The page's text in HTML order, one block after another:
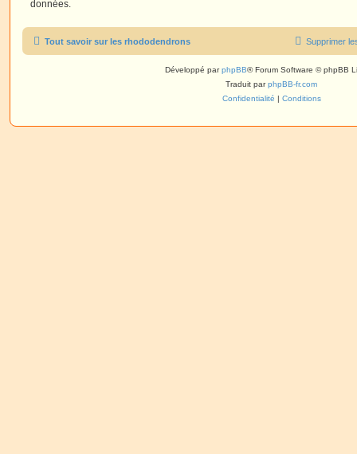
données.
Tout savoir sur les rhododendrons Supprimer
Développé parphpBB® Forum Software © phpBB
Traduit parphpBB-fr.com
Confidentialité | Conditions